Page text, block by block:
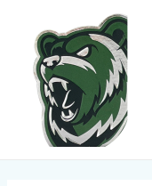
navigation